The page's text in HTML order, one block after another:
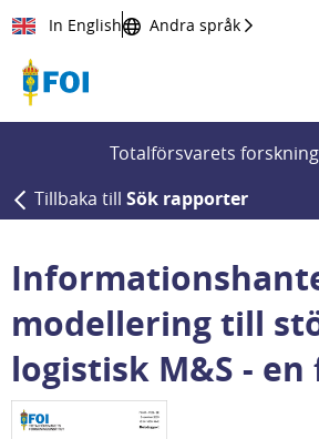
Till innehållet
In English Andra språk
Totalförsvarets
Tillbaka till Sök rapporter
modellering till
logistisk M&S -